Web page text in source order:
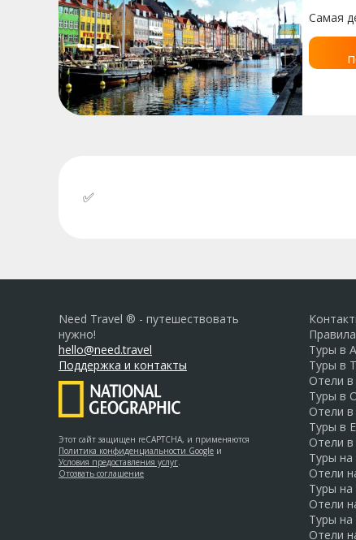
Самая
✅
Need Travel ® - путешествовать
нужно!
hello@need.travel
Поддержка и контакты
Этот сайт защищен reCAPTCHA, и применяются
Политика конфиденциальности Google и
Условия предоставления услуг
Отозвать соглашение
Туры в
Туры в
Отели в
Туры в
Отели
Туры в
Отели в
Туры
Отели
Туры на
Отели
Туры
Отели